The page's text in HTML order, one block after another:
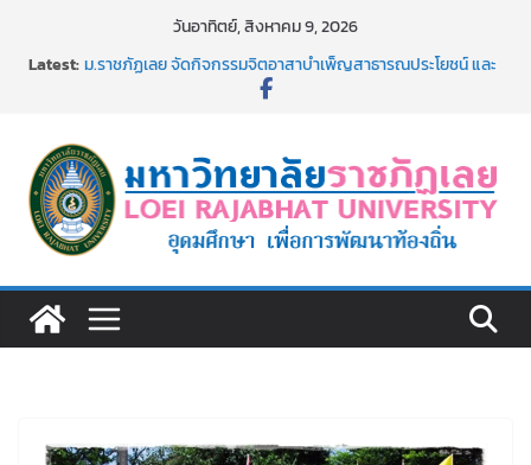
วันอาทิตย์, สิงหาคม 9, 2026
Latest:ม.ราชภัฏเลย จัดกิจกรรมจิตอาสาบำเพ็ญสาธารณประโยชน์ และ
เงินรายได้
ม.ราชภัฏเลย จัดมหกรรมวิชาการ เปิดบ้าน LRU ครั้งที่ 4 เปิดให้
นักเรียนมัธยมปลายค้นหาสาขาวิชาในฝัน สู่อนาคตที่ใช่
อธิการบดี มรภ.เลย ร่วมประชุมชี้แจงกับคณะอนุกรรมาธิการ
ประจำปีงบประมาณ พ.ศ. 2570
๑,๙๗๒ ชุด โดยวิธีเฉพาะเจาะจง